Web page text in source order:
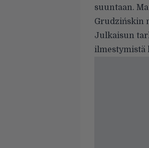
suuntaan.
Grudzińskin
Julkaisun
ilmestymistä